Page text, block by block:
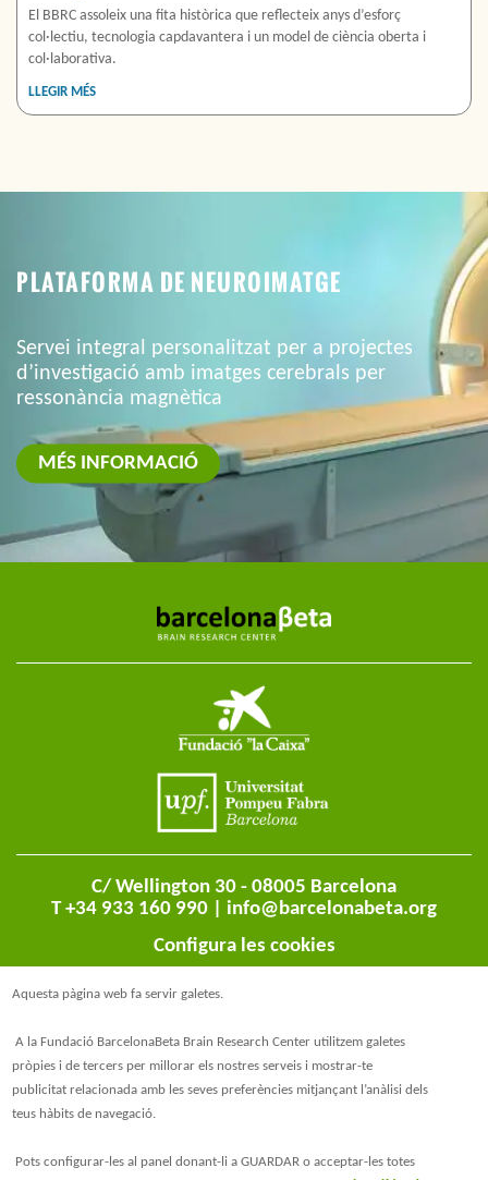
El BBRC assoleix una fita històrica que reflecteix anys d’esforç
col·lectiu, tecnologia capdavantera i un model de ciència oberta i
col·laborativa.
LLEGIR MÉS
PLATAFORMA DE NEUROIMATGE
Servei integral personalitzat per a projectes
d’investigació amb imatges cerebrals per
ressonància magnètica
MÉS INFORMACIÓ
C/ Wellington 30 - 08005 Barcelona
T +34 933 160 990 | info@barcelonabeta.org
@BarcelonaBeta
Configura les cookies
Aquesta pàgina web fa servir galetes.
A la Fundació BarcelonaBeta Brain Research Center utilitzem galetes
pròpies i de tercers per millorar els nostres serveis i mostrar-te
publicitat relacionada amb les seves preferències mitjançant l’anàlisi dels
teus hàbits de navegació.
Pots configurar-les al panel donant-li a GUARDAR o acceptar-les totes